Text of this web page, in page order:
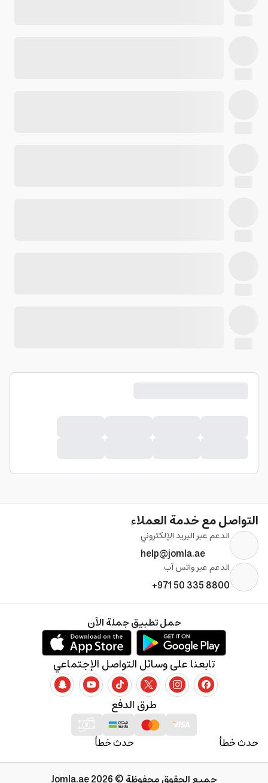
التواصل مع خدمة العملاء
الدعم عبر البريد الإلكتروني
help@jomla.ae
الدعم عبر واتس آب
+971 50 335 8800
حدث خطأ حدث خطأ
طرق الدفع
تابعنا على وسائل التواصل الإجتماعي
حمل تطبيق جملة الآن
جميع الحقوق محفوظة © 2026 Jomla.ae